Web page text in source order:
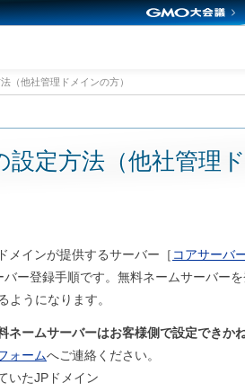
（他社管理ドメインの方）
定方法（他社管理
メインが提供するサーバー［ コアサーバ
ー登録手順です。無料ネームサーバー
ようになります。
ームサーバーはお客様側で設定できか
ォームへご連絡ください。
いたJPドメイン